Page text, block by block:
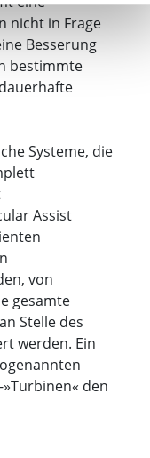
nicht in Frage
Besserung
bestimmte
Systeme, die
Assist
von
gesamte
Stelle des
werden. Ein
den